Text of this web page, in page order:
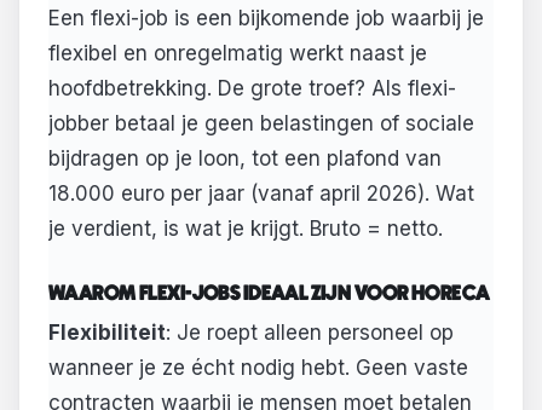
Een flexi-job is een bijkomende job waarbij je
flexibel en onregelmatig werkt naast je
hoofdbetrekking. De grote troef? Als flexi-
jobber betaal je geen belastingen of sociale
bijdragen op je loon, tot een plafond van
18.000 euro per jaar (vanaf april 2026). Wat
je verdient, is wat je krijgt. Bruto = netto.
WAAROM FLEXI-JOBS IDEAAL ZIJN VOOR HORECA
Flexibiliteit: Je roept alleen personeel op
wanneer je ze écht nodig hebt. Geen vaste
contracten waarbij je mensen moet betalen